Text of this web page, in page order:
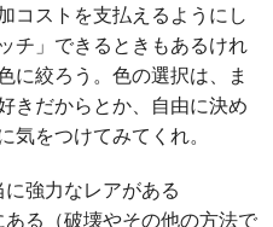
コストを支払えるようにし
チ」できるときもあるけれ
に絞ろう。色の選択は、ま
きだからとか、自由に決め
をつけてみてくれ。
強力なレアがある
ある（破壊やその他の方法で